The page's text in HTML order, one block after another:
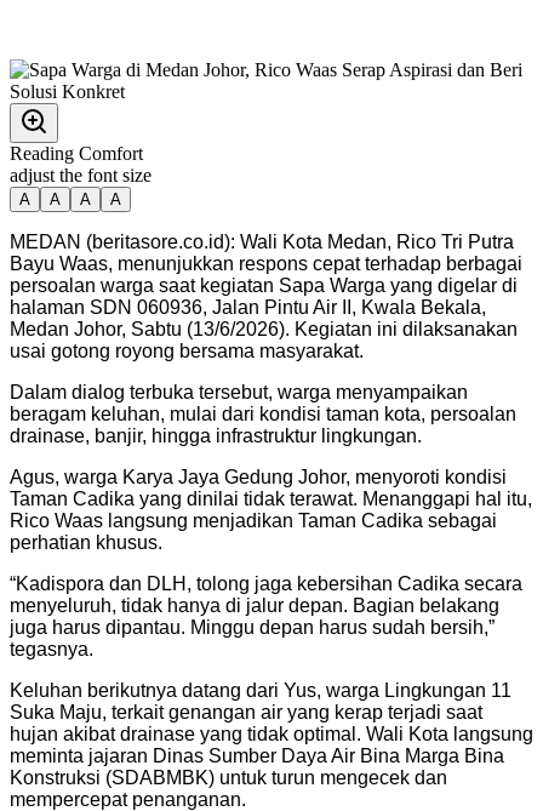
Reading Comfort
adjust the font size
A A A A
MEDAN (beritasore.co.id): Wali Kota Medan, Rico Tri Putra
Bayu Waas, menunjukkan respons cepat terhadap berbagai
persoalan warga saat kegiatan Sapa Warga yang digelar di
halaman SDN 060936, Jalan Pintu Air II, Kwala Bekala,
Medan Johor, Sabtu (13/6/2026). Kegiatan ini dilaksanakan
usai gotong royong bersama masyarakat.
Dalam dialog terbuka tersebut, warga menyampaikan
beragam keluhan, mulai dari kondisi taman kota, persoalan
drainase, banjir, hingga infrastruktur lingkungan.
Agus, warga Karya Jaya Gedung Johor, menyoroti kondisi
Taman Cadika yang dinilai tidak terawat. Menanggapi hal itu,
Rico Waas langsung menjadikan Taman Cadika sebagai
perhatian khusus.
“Kadispora dan DLH, tolong jaga kebersihan Cadika secara
menyeluruh, tidak hanya di jalur depan. Bagian belakang
juga harus dipantau. Minggu depan harus sudah bersih,”
tegasnya.
Keluhan berikutnya datang dari Yus, warga Lingkungan 11
Suka Maju, terkait genangan air yang kerap terjadi saat
hujan akibat drainase yang tidak optimal. Wali Kota langsung
meminta jajaran Dinas Sumber Daya Air Bina Marga Bina
Konstruksi (SDABMBK) untuk turun mengecek dan
mempercepat penanganan.